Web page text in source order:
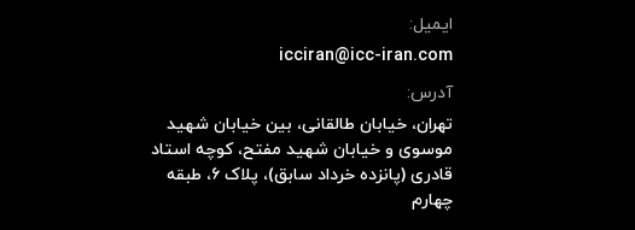
ایمیل:
icciran@icc-iran.com
آدرس:
تهران، خیابان طالقانی، بین خیابان شهید
موسوی و خیابان شهید مفتح، کوچه استاد
قادری (پانزده خرداد سابق)، پلاک ۶، طبقه
چهارم